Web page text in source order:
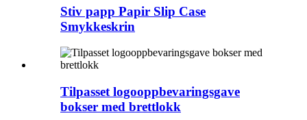
Stiv papp Papir Slip Case
Smykkeskrin
Tilpasset logooppbevaringsgave
bokser med brettlokk